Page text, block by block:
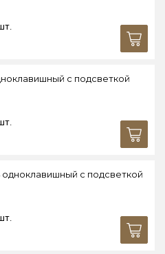
с подсветкой
с подсветкой